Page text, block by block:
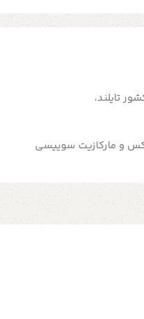
و مارکازیت سوییسی